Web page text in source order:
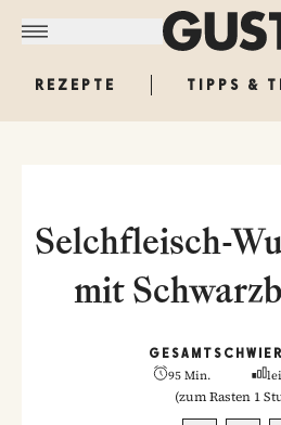
REZEPTE TIPPS &
Selchfleisch-
mit
GESAMT
95 Min.
(zum Rasten 1